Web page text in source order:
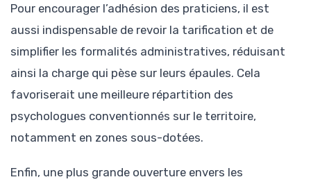
Pour encourager l’adhésion des praticiens, il est
aussi indispensable de revoir la tarification et de
simplifier les formalités administratives, réduisant
ainsi la charge qui pèse sur leurs épaules. Cela
favoriserait une meilleure répartition des
psychologues conventionnés sur le territoire,
notamment en zones sous-dotées.
Enfin, une plus grande ouverture envers les